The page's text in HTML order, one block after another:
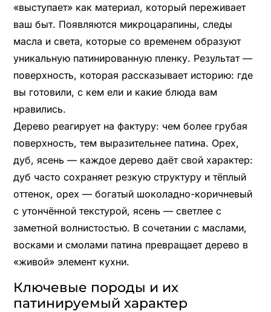
«выступает» как материал, который переживает
ваш быт. Появляются микроцарапины, следы
масла и света, которые со временем образуют
уникальную патинированную пленку. Результат —
поверхность, которая рассказывает историю: где
вы готовили, с кем ели и какие блюда вам
нравились.
Дерево реагирует на фактуру: чем более грубая
поверхность, тем выразительнее патина. Орех,
дуб, ясень — каждое дерево даёт свой характер:
дуб часто сохраняет резкую структуру и тёплый
оттенок, орех — богатый шоколадно-коричневый
с утончённой текстурой, ясень — светлее с
заметной волнистостью. В сочетании с маслами,
восками и смолами патина превращает дерево в
«живой» элемент кухни.
Ключевые породы и их
патинируемый характер